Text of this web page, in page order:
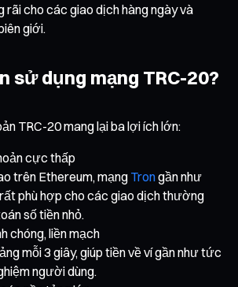
cho các giao dịch hàng ngày và
giới.
sử dụng mạng TRC-20?
TRC-20 mang lại ba lợi ích lớn:
cực thấp
trên Ethereum, mạng Trongần như
phù hợp cho các giao dịch thường
số tiền nhỏ.
chóng, liền mạch
mỗi 3 giây, giúp tiền về ví gần như tức
người dùng.